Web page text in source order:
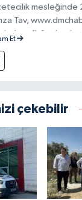
mesleğinde
Tav,
editör olarak
Et
çekebilir